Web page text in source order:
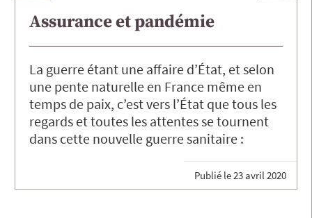
Assurance et pandémie
La guerre étant une affaire d’État, et selon
une pente naturelle en France même en
temps de paix, c’est vers l’État que tous les
regards et toutes les attentes se tournent
dans cette nouvelle guerre sanitaire :
Publié le23 avril 2020